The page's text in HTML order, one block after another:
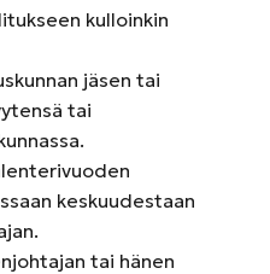
kulloinkin
jäsen tai
tai
keskuudestaan
tai hänen